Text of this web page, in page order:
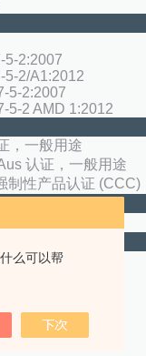
么可以帮
5-2:2007
5-2/A1:2012
5-2:2007
5-2 AMD 1:2012
，一般用途
认证，一般用途
制性产品认证 (CCC)
2 m